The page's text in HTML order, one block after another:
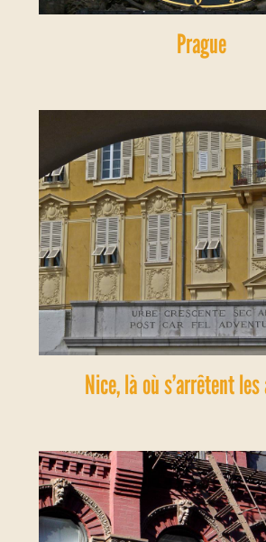
Prague
Nice, là où s’arrêtent